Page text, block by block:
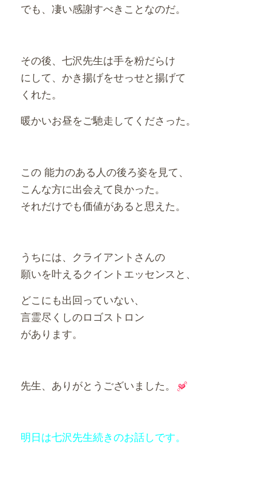
でも、凄い感謝すべきことなのだ。
その後、七沢先生は手を粉だらけ
にして、かき揚げをせっせと揚げて
くれた。
暖かいお昼をご馳走してくださった。
この 能力のある人の後ろ姿を見て、
こんな方に出会えて良かった。
それだけでも価値があると思えた。
うちには、クライアントさんの
願いを叶えるクイントエッセンスと、
どこにも出回っていない、
言霊尽くしのロゴストロン
があります。
先生、ありがとうございました。
明日は七沢先生続きのお話しです。